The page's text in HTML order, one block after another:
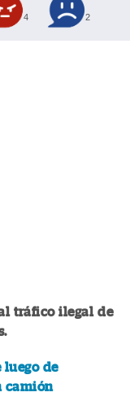
4 2
tráfico ilegal de
luego de
camión